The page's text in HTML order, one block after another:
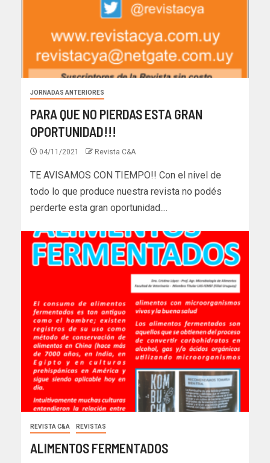
JORNADAS ANTERIORES
PARA QUE NO PIERDAS ESTA GRAN
OPORTUNIDAD!!!
04/11/2021 Revista C&A
TE AVISAMOS CON TIEMPO!! Con el nivel de
todo lo que produce nuestra revista no podés
perderte esta gran oportunidad....
REVISTA C&A REVISTAS
ALIMENTOS FERMENTADOS